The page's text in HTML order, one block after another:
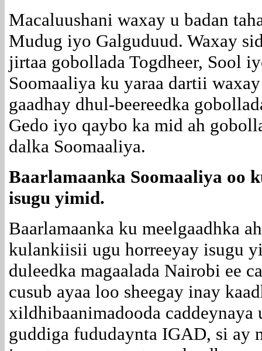
Macaluushani waxay u badan
Mudug iyo Galguduud. Waxay
jirtaa gobollada Togdheer, Sool
Soomaaliya ku yaraa dartii
gaadhay dhul-beereedka
Gedo iyo qaybo ka mid ah
dalka Soomaaliya.
Baarlamaanka Soomaaliya oo
isugu yimid.
Baarlamaanka ku meelgaadhka
kulankiisii ugu horreeyay isugu
duleedka magaalada Nairobi ee
cusub ayaa loo sheegay inay
xildhibaanimadooda caddeynaya
guddiga fududaynta IGAD, si ay